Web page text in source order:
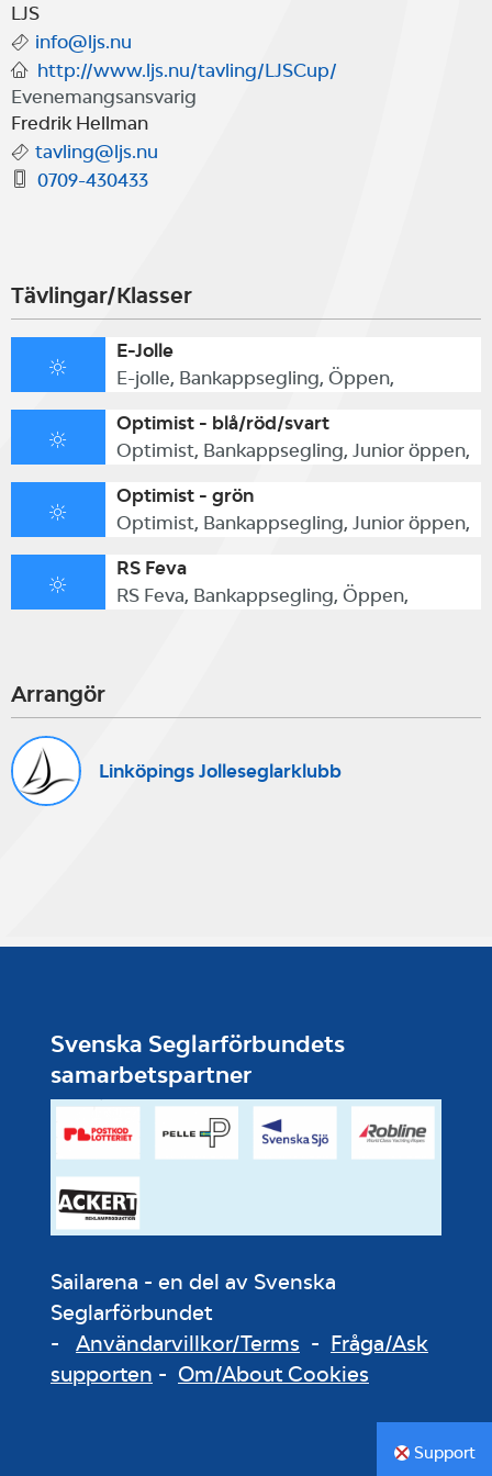
seglare att få träna och lära rutiner
etc kring kappsegling.
Välkomna!
LJS
info@ljs.nu
http://www.ljs.nu/tavling/LJSCup/
Evenemangsansvarig
Fredrik Hellman
tavling@ljs.nu
0709-430433
Tävlingar/Klasser
E-Jolle
E-jolle, Bankappsegling, Öppen,
Optimist - blå/röd/svart
Optimist, Bankappsegling, Junior öppen,
Optimist - grön
Optimist, Bankappsegling, Junior öppen,
RS Feva
RS Feva, Bankappsegling, Öppen,
Arrangör
Linköpings Jolleseglarklubb
Svenska Seglarförbundets
samarbetspartner
Sailarena - en del av Svenska
Seglarförbundet
- Användarvillkor/Terms - Fråga/Ask
supporten - Om/About Cookies
Support